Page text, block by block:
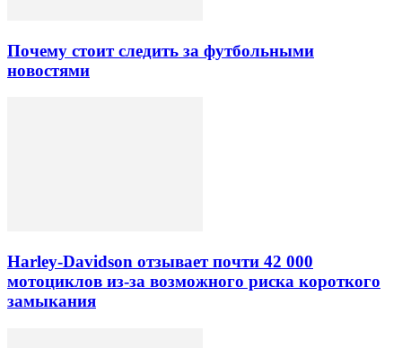
Почему стоит следить за футбольными
новостями
Harley-Davidson отзывает почти 42 000
мотоциклов из-за возможного риска короткого
замыкания